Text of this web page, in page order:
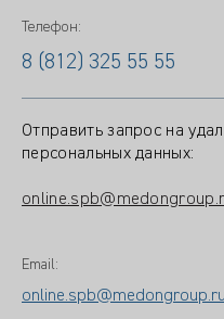
Телефон:
8 (812) 325 55 55
Отправить запрос на
персональных данных:
Email:
online.spb@medongroup.ru